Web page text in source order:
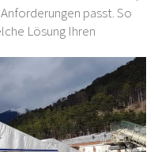
passt. So
Lösung Ihren